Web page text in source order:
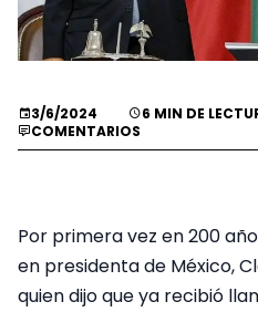
3/6/2024 6 MIN DE
COMENTARIOS
Por primera vez en 200
en presidenta de México,
quien dijo que ya recibió